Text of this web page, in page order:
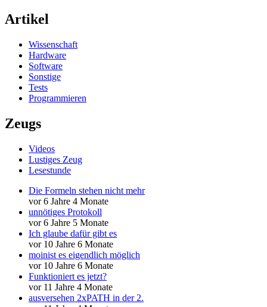
Artikel
Wissenschaft
Hardware
Software
Sonstige
Tests
Programmieren
Zeugs
Videos
Lustiges Zeug
Lesestunde
Die Formeln stehen nicht mehr
vor 6 Jahre 4 Monate
unnötiges Protokoll
vor 6 Jahre 5 Monate
Ich glaube dafür gibt es
vor 10 Jahre 6 Monate
moinist es eigendlich möglich
vor 10 Jahre 6 Monate
Funktioniert es jetzt?
vor 11 Jahre 4 Monate
ausversehen 2xPATH in der 2.